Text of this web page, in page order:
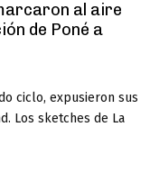
al aire
de Poné a
ciclo, expusieron sus
Los sketches de La